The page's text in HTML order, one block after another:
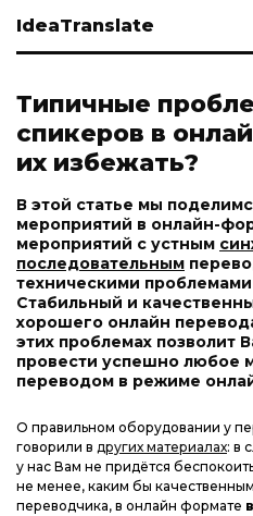
IdeaTranslate
Типичные
спикеров в
их избежать?
В этой статье мы
мероприятий в онлайн-
мероприятий с устным
последовательным
техническими
Стабильный и
хорошего онлайн
этих проблемах позволит
провести успешно любое
переводом в режиме
О правильном оборудовании у
говорили в других материалах: в
у нас Вам не придётся
не менее, каким бы
переводчика, в онлайн формате